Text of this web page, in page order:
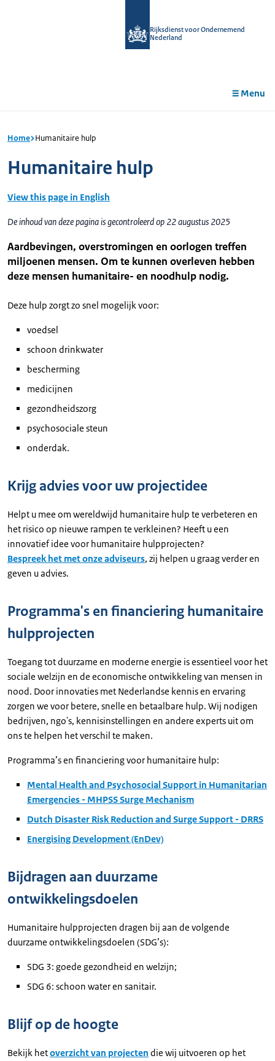
Rijksdienst voor Ondernemend
Nederland
Menu
Home Humanitaire hulp
Humanitaire hulp
View this page in English
De inhoud van deze pagina is gecontroleerd op 22 augustus 2025
Aardbevingen, overstromingen en oorlogen treffen
miljoenen mensen. Om te kunnen overleven hebben
deze mensen humanitaire- en noodhulp nodig.
Deze hulp zorgt zo snel mogelijk voor:
voedsel
schoon drinkwater
bescherming
medicijnen
gezondheidszorg
psychosociale steun
onderdak.
Krijg advies voor uw projectidee
Helpt u mee om wereldwijd humanitaire hulp te verbeteren en
het risico op nieuwe rampen te verkleinen? Heeft u een
innovatief idee voor humanitaire hulpprojecten?
Bespreek het met onze adviseurs, zij helpen u graag verder en
geven u advies.
Programma's en financiering humanitaire
hulpprojecten
Toegang tot duurzame en moderne energie is essentieel voor het
sociale welzijn en de economische ontwikkeling van mensen in
nood. Door innovaties met Nederlandse kennis en ervaring
zorgen we voor betere, snelle en betaalbare hulp. Wij nodigen
bedrijven, ngo's, kennisinstellingen en andere experts uit om
ons te helpen het verschil te maken.
Programma’s en financiering voor humanitaire hulp:
Mental Health and Psychosocial Support in Humanitarian
Emergencies - MHPSS Surge Mechanism
Dutch Disaster Risk Reduction and Surge Support - DRRS
Energising Development (EnDev)
Bijdragen aan duurzame
ontwikkelingsdoelen
Humanitaire hulpprojecten dragen bij aan de volgende
duurzame ontwikkelingsdoelen (SDG’s):
SDG 3: goede gezondheid en welzijn;
SDG 6: schoon water en sanitair.
Blijf op de hoogte
Bekijk hetoverzicht van projecten die wij uitvoeren op het